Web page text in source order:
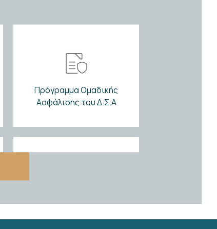
Πρόγραμμα Ομαδικής
Ασφάλισης του Δ.Σ.Α
Κέντρο Εξυπηρέτησης